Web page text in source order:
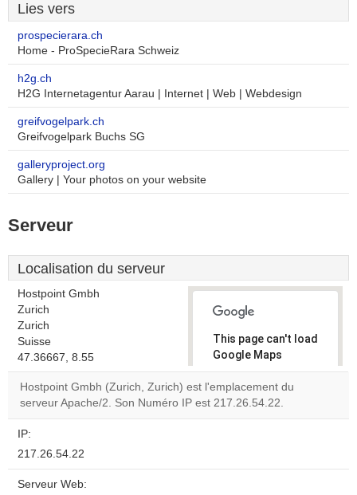
Lies vers
prospecierara.ch
Home - ProSpecieRara Schweiz
h2g.ch
H2G Internetagentur Aarau | Internet | Web | Webdesign
greifvogelpark.ch
Greifvogelpark Buchs SG
galleryproject.org
Gallery | Your photos on your website
Serveur
Localisation du serveur
Hostpoint Gmbh
Zurich
Zurich
Suisse
47.36667, 8.55
This page can't load
Google Maps
correctly.
Do you
own this
OK
Hostpoint Gmbh (Zurich, Zurich) est l'emplacement du
serveur Apache/2. Son Numéro IP est 217.26.54.22.
IP:
217.26.54.22
Serveur Web: